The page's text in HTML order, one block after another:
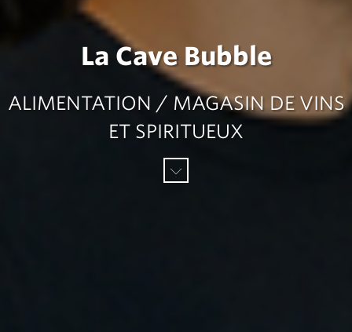
La Cave Bubble
ALIMENTATION / MAGASIN DE VINS
ET SPIRITUEUX